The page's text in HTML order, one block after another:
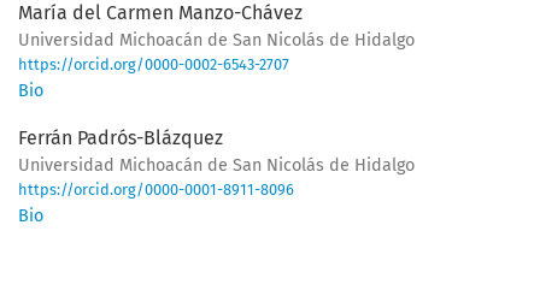
María del Carmen Manzo-Chávez
Universidad Michoacán de San Nicolás de Hidalgo
https://orcid.org/0000-0002-6543-2707
Bio
Ferrán Padrós-Blázquez
Universidad Michoacán de San Nicolás de Hidalgo
https://orcid.org/0000-0001-8911-8096
Bio